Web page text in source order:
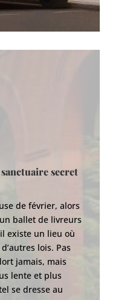
secret
de février, alors
ballet de livreurs
existe un lieu où
lois. Pas
jamais, mais
lente et plus
se dresse au